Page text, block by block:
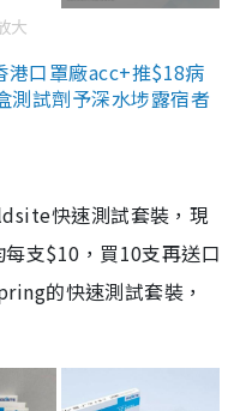
大
港口罩廠acc+推$18病
測試劑予深水埗露宿者
快速測試套裝，現
支$10，買10支再送口
的快速測試套裝，